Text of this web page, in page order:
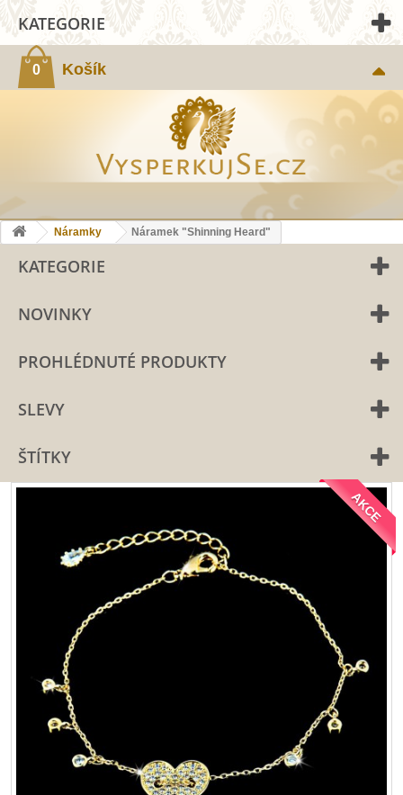
0 Košík
KATEGORIE
Náramky Náramek "Shinning Heard"
KATEGORIE
NOVINKY
PROHLÉDNUTÉ PRODUKTY
SLEVY
ŠTÍTKY
AKCE